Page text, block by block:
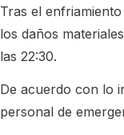
Tras el
los daños
las 22:30.
De acuerdo con lo
personal de